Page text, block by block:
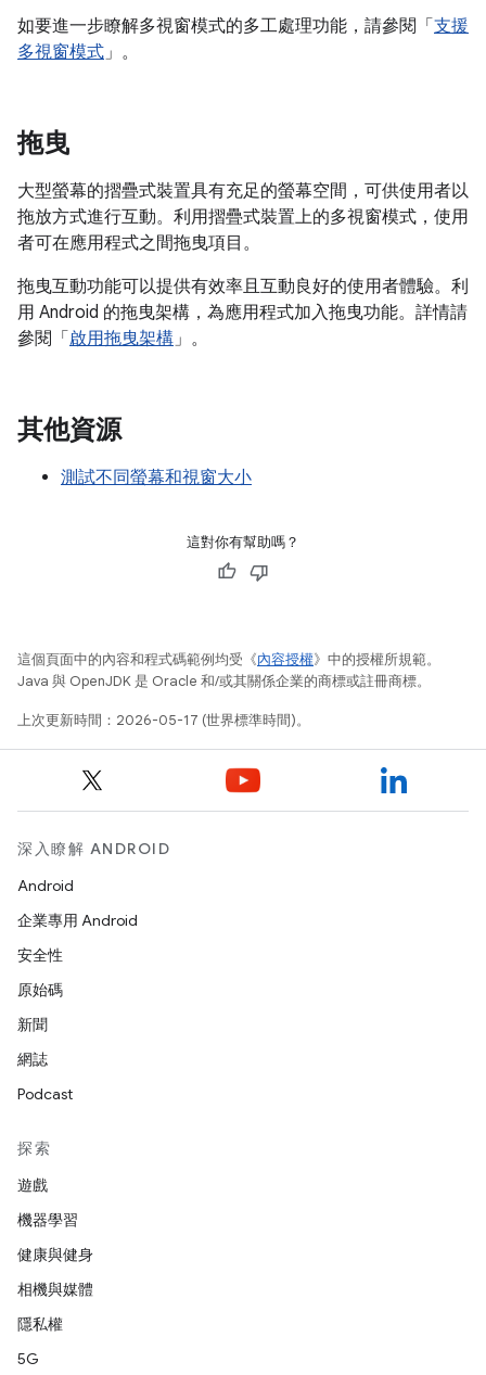
如要進一步瞭解多視窗模式的多工處理功能，請參閱「支援
多視窗模式 」。
拖曳
大型螢幕的摺疊式裝置具有充足的螢幕空間，可供使用者以
拖放方式進行互動。利用摺疊式裝置上的多視窗模式，使用
者可在應用程式之間拖曳項目。
拖曳互動功能可以提供有效率且互動良好的使用者體驗。利
用 Android 的拖曳架構，為應用程式加入拖曳功能。詳情請
參閱「啟用拖曳架構 」。
其他資源
測試不同螢幕和視窗大小
這對你有幫助嗎？
這個頁面中的內容和程式碼範例均受《內容授權》中的授權所規範。
Java 與 OpenJDK 是 Oracle 和/或其關係企業的商標或註冊商標。
上次更新時間：2026-05-17 (世界標準時間)。
深入瞭解 ANDROID
Android
企業專用 Android
安全性
原始碼
新聞
網誌
Podcast
探索
遊戲
機器學習
健康與健身
相機與媒體
隱私權
5G